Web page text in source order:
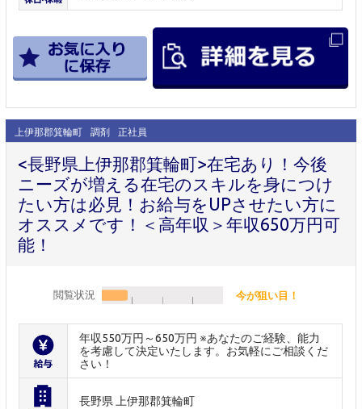
上伊那郡箕輪町 調剤 正社員
<長野県上伊那郡箕輪町>在宅あり！今後
ニーズが増える在宅のスキルを身につけ
たい方は必見！お給与をUPさせたい方に
オススメです！＜高年収＞年収650万円可
能！
閲覧状況 今が狙い目！
年収550万円～650万円 ※あなたのご経験、能力
を考慮して決定いたします。お気軽にご相談くだ
さい！
長野県 上伊那郡箕輪町